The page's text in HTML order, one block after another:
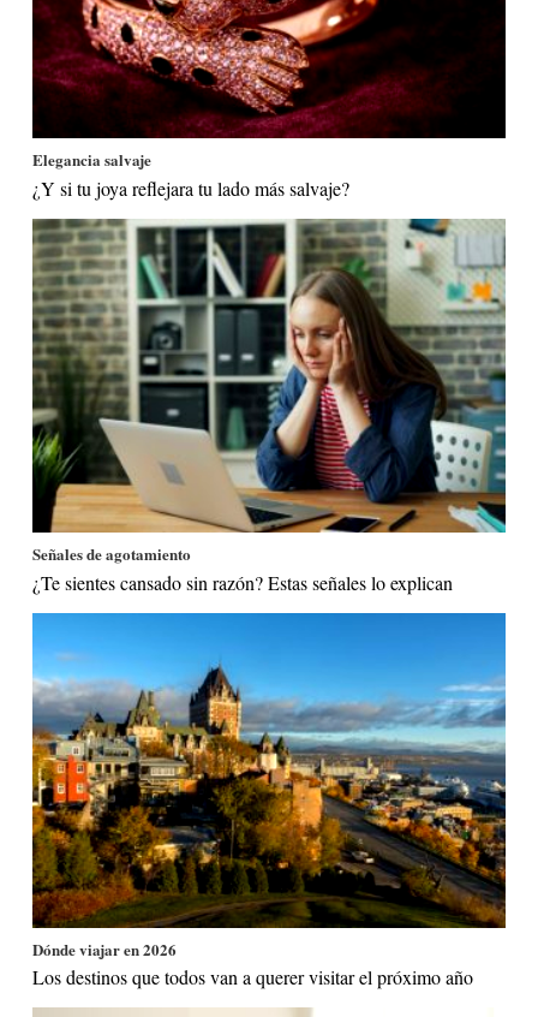
Elegancia salvaje
¿Y si tu joya reflejara tu lado más salvaje?
Señales de agotamiento
¿Te sientes cansado sin razón? Estas señales lo explican
Dónde viajar en 2026
Los destinos que todos van a querer visitar el próximo año